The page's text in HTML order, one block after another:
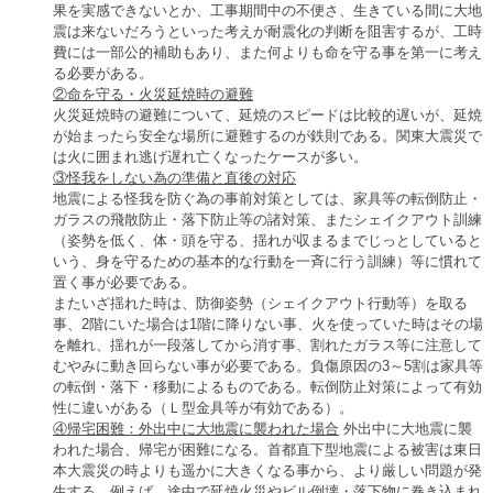
果を実感できないとか、工事期間中の不便さ、生きている間に大地
震は来ないだろうといった考えが耐震化の判断を阻害するが、工時
費には一部公的補助もあり、また何よりも命を守る事を第一に考え
る必要がある。
②命を守る・火災延焼時の避難
火災延焼時の避難について、延焼のスピードは比較的遅いが、延焼
が始まったら安全な場所に避難するのが鉄則である。関東大震災で
は火に囲まれ逃げ遅れ亡くなったケースが多い。
③怪我をしない為の準備と直後の対応
地震による怪我を防ぐ為の事前対策としては、家具等の転倒防止・
ガラスの飛散防止・落下防止等の諸対策、またシェイクアウト訓練
（姿勢を低く、体・頭を守る、揺れが収まるまでじっとしていると
いう、身を守るための基本的な行動を一斉に行う訓練）等に慣れて
置く事が必要である。
またいざ揺れた時は、防御姿勢（シェイクアウト行動等）を取る
事、2階にいた場合は1階に降りない事、火を使っていた時はその場
を離れ、揺れが一段落してから消す事、割れたガラス等に注意して
むやみに動き回らない事が必要である。負傷原因の3～5割は家具等
の転倒・落下・移動によるものである。転倒防止対策によって有効
性に違いがある（Ｌ型金具等が有効である）。
④帰宅困難：外出中に大地震に襲われた場合 外出中に大地震に襲
われた場合、帰宅が困難になる。首都直下型地震による被害は東日
本大震災の時よりも遥かに大きくなる事から、より厳しい問題が発